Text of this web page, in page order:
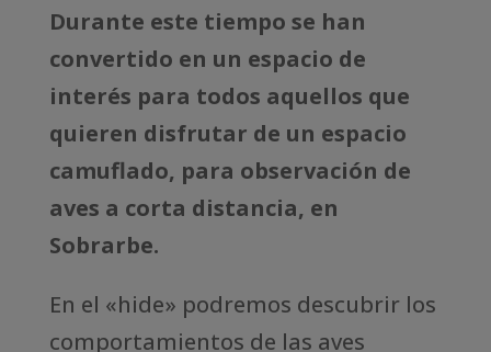
Durante este tiempo se han
convertido en un espacio de
interés para todos aquellos que
quieren disfrutar de un espacio
camuflado, para observación de
aves a corta distancia, en
Sobrarbe.
En el «hide» podremos descubrir los
comportamientos de las aves